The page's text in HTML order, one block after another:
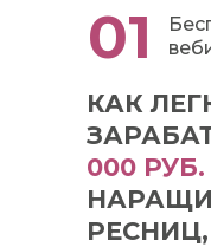
КАК
000
01